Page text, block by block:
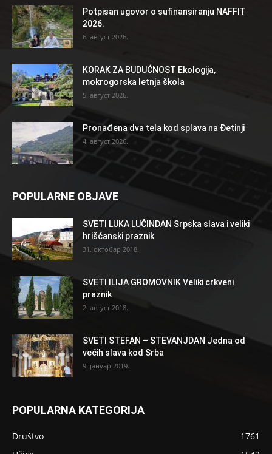
Potpisan ugovor o sufinansiranju NAFFIT
2026.
6. август 2026.
KORAK ZA BUDUĆNOST Ekologija,
mokrogorska letnja škola
5. август 2026.
Pronađena dva tela kod splava na Đetinji
4. август 2026.
POPULARNE OBJAVE
SVETI LUKA LUČINDAN Srpska slava i veliki
hrišćanski praznik
31. октобар 2018.
SVETI ILIJA GROMOVNIK Veliki crkveni
praznik
2. август 2018.
SVETI STEFAN – STEVANJDAN Jedna od
većih slava kod Srba
9. јануар 2019.
POPULARNA KATEGORIJA
Društvo
1761